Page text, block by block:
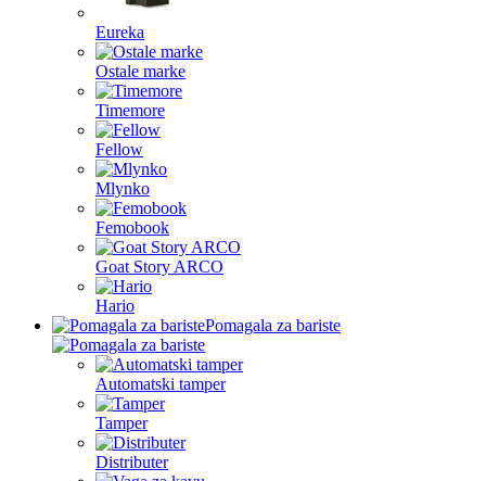
Eureka
Ostale marke
Timemore
Fellow
Mlynko
Femobook
Goat Story ARCO
Hario
Pomagala za bariste
Automatski tamper
Tamper
Distributer